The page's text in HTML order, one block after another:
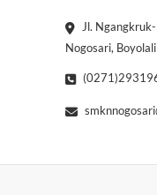
Jl.
Nogosari,